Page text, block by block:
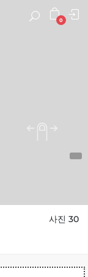
사진 30
0